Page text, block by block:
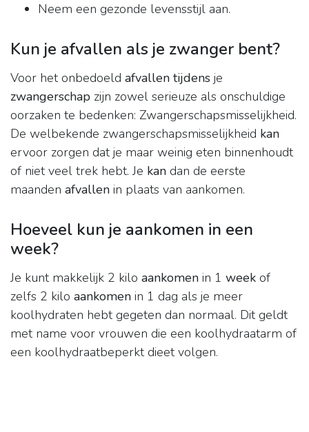
Neem een gezonde levensstijl aan.
Kun je afvallen als je zwanger bent?
Voor het onbedoeld afvallen tijdens je
zwangerschap zijn zowel serieuze als onschuldige
oorzaken te bedenken: Zwangerschapsmisselijkheid.
De welbekende zwangerschapsmisselijkheid kan
ervoor zorgen dat je maar weinig eten binnenhoudt
of niet veel trek hebt. Je kan dan de eerste
maanden afvallen in plaats van aankomen.
Hoeveel kun je aankomen in een
week?
Je kunt makkelijk 2 kilo aankomen in 1 week of
zelfs 2 kilo aankomen in 1 dag als je meer
koolhydraten hebt gegeten dan normaal. Dit geldt
met name voor vrouwen die een koolhydraatarm of
een koolhydraatbeperkt dieet volgen.